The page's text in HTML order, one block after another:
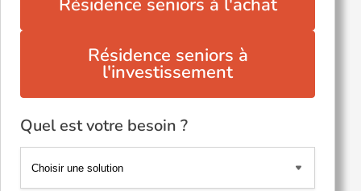
Résidence seniors à l'achat
Résidence seniors à
l'investissement
Quel est votre besoin ?